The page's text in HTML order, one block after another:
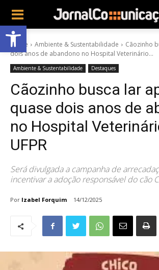
Abrir a barra de ferramentas
Home Ambiente & Sustentabilidade
Cãozinho
dois anos de abandono no Hospital Veterinário...
Ambiente & Sustentabilidade Destaques
Cãozinho busca lar
quase dois anos de
no Hospital
UFPR
Será divulgada a campanha de
incentivar a adoção responsável do cão
Por Izabel Forquim 14/12/2025